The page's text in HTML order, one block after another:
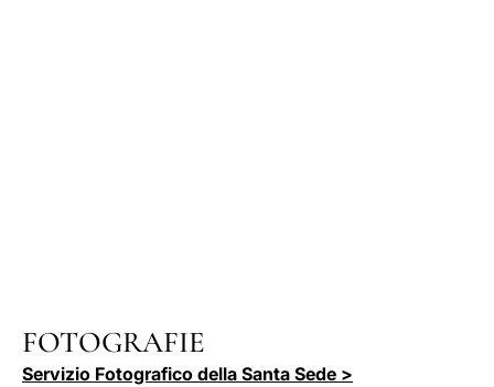
FOTOGRAFIE
Servizio Fotografico della Santa Sede >